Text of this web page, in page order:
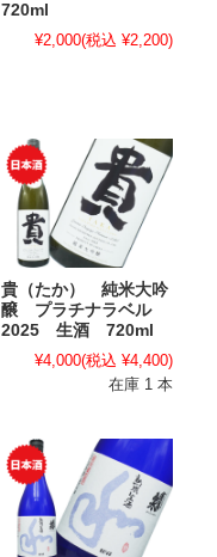
720ml
¥2,000(税込 ¥2,200)
貴（たか） 純米大吟
醸 プラチナラベル
2025 生酒 720ml
¥4,000(税込 ¥4,400)
在庫 1 本